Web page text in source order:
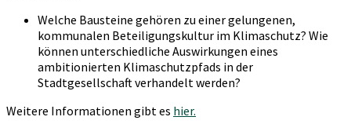
Welche Bausteine gehören zu einer gelungenen,
kommunalen Beteiligungskultur im Klimaschutz? Wie
können unterschiedliche Auswirkungen eines
ambitionierten Klimaschutzpfads in der
Stadtgesellschaft verhandelt werden?
Weitere Informationen gibt es hier.